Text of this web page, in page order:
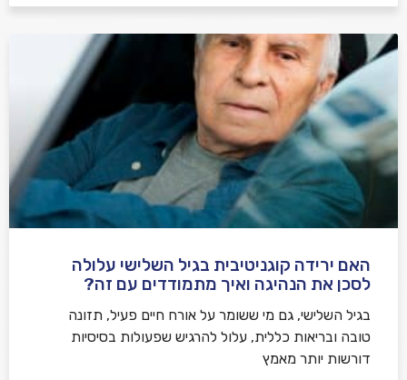
האם ירידה קוגניטיבית בגיל השלישי עלולה
לסכן את הנהיגה ואיך מתמודדים עם זה?
בגיל השלישי, גם מי ששומר על אורח חיים פעיל, תזונה
טובה ובריאות כללית, עלול להרגיש שפעולות בסיסיות
דורשות יותר מאמץ